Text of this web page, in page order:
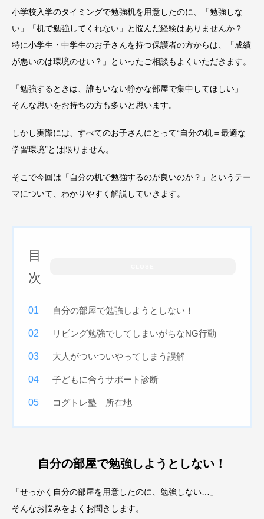
小学校入学のタイミングで勉強机を用意したのに、「勉強しな
い」「机で勉強してくれない」と悩んだ経験はありませんか？
特に小学生・中学生のお子さんを持つ保護者の方からは、「成績
が悪いのは環境のせい？」といったご相談もよくいただきます。
「勉強するときは、誰もいない静かな部屋で集中してほしい」
そんな思いをお持ちの方も多いと思います。
しかし実際には、すべてのお子さんにとって“自分の机＝最適な
学習環境”とは限りません。
そこで今回は「自分の机で勉強するのが良いのか？」というテー
マについて、わかりやすく解説していきます。
目
次
自分の部屋で勉強しようとしない！
リビング勉強でしてしまいがちなNG行動
大人がついついやってしまう誤解
子どもに合うサポート診断
コグトレ塾 所在地
自分の部屋で勉強しようとしない！
「せっかく自分の部屋を用意したのに、勉強しない…」
そんなお悩みをよくお聞きします。